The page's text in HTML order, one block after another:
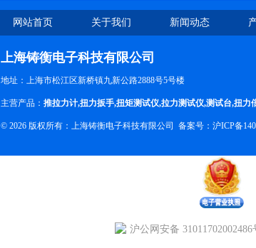
网站首页 关于我们 新闻动态
上海铸衡电子科技有限公司
地址：上海市松江区新桥镇九新公路2888号5号楼
主营产品： 推拉力计,扭力扳手,扭矩测试仪,拉力测试仪,测试台,扭力
© 2026 版权所有：上海铸衡电子科技有限公司 备案号： 沪ICP备
沪公网安备 31011702002486